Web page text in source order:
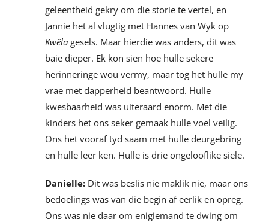
geleentheid gekry om die storie te vertel, en
Jannie het al vlugtig met Hannes van Wyk op
Kwêla gesels. Maar hierdie was anders, dit was
baie dieper. Ek kon sien hoe hulle sekere
herinneringe wou vermy, maar tog het hulle my
vrae met dapperheid beantwoord. Hulle
kwesbaarheid was uiteraard enorm. Met die
kinders het ons seker gemaak hulle voel veilig.
Ons het vooraf tyd saam met hulle deurgebring
en hulle leer ken. Hulle is drie ongelooflike siele.
Danielle:Dit was beslis nie maklik nie, maar ons
bedoelings was van die begin af eerlik en opreg.
Ons was nie daar om enigiemand te dwing om